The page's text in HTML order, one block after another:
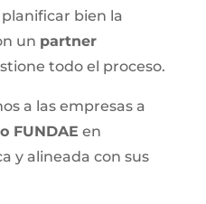
planificar bien la
un partner
todo el proceso.
a las empresas a
FUNDAE en
y alineada con sus